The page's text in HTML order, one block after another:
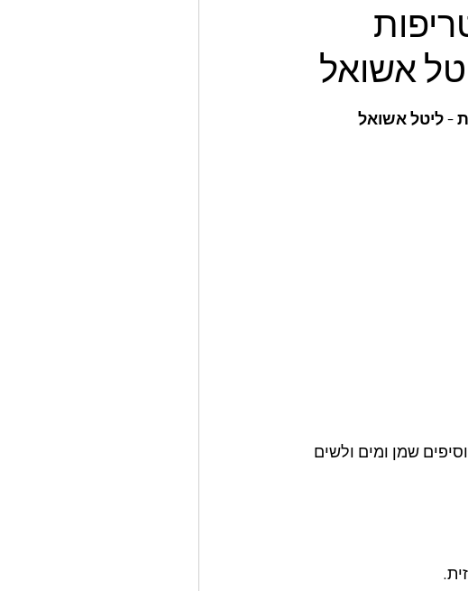
אשואל
- ליטל אשואל
שמן ומים ולשים